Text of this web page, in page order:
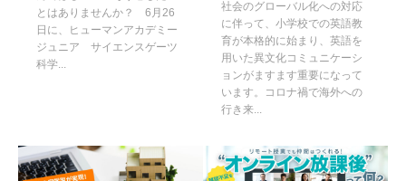
とはありませんか？ 6月26
日に、ヒューマンアカデミー
ジュニア サイエンスゲーツ
科学...
社会のグローバル化への対応
に伴って、小学校での英語教
育が本格的に始まり、英語を
用いた異文化コミュニケーシ
ョンがますます重要になって
います。コロナ禍で海外への
行き来...